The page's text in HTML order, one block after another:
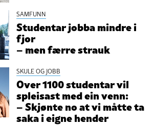
SAMFUNN
Studentar jobba mindre i
fjor
– men færre strauk
SKULE OG JOBB
Over 1100 studentar vil
spleisast med ein venn:
– Skjønte no at vi måtte ta
saka i eigne hender